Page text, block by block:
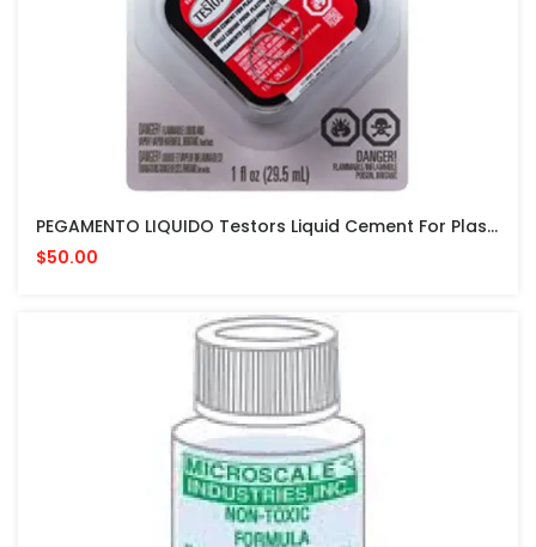
PEGAMENTO LIQUIDO Testors Liquid Cement For Plastic Models 1 Fl Oz PARA MODELISMO
$50.00